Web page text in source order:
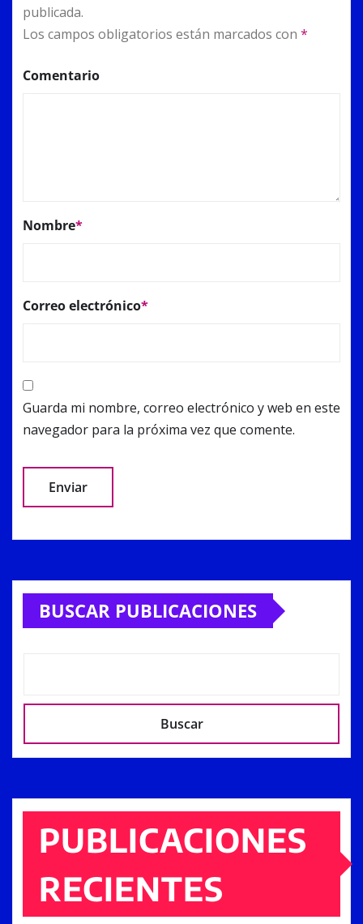
publicada.
Los campos obligatorios están marcados con *
Comentario
Nombre*
Correo electrónico*
Guarda mi nombre, correo electrónico y web en este
navegador para la próxima vez que comente.
Alternative:
BUSCAR PUBLICACIONES
Buscar
PUBLICACIONES
RECIENTES